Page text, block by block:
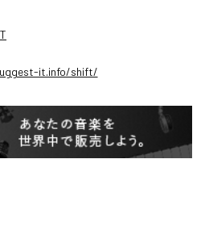
it.info/shift/